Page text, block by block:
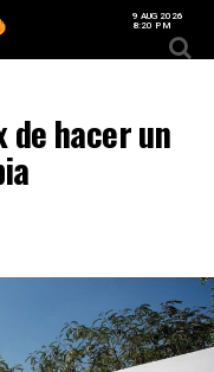
9 AUG 2026
8:20 PM
de hacer un